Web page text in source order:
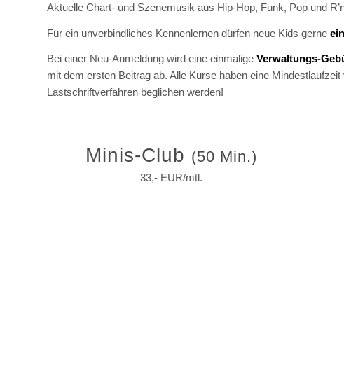
Aktuelle Chart- und Szenemusik aus Hip-Hop, Funk, Pop und
Für ein unverbindliches Kennenlernen dürfen neue Kids gerne
Bei einer Neu-Anmeldung wird eine einmalige Verwaltungs-
mit dem ersten Beitrag ab. Alle Kurse haben eine
Lastschriftverfahren beglichen werden!
Minis-Club (50 Min.)
33,- EUR/mtl.